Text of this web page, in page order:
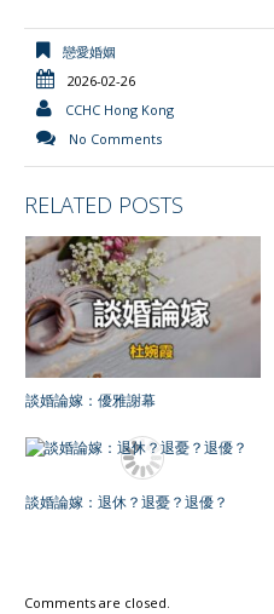
戀愛婚姻
2026-02-26
CCHC Hong Kong
No Comments
RELATED POSTS
談婚論嫁：優雅謝幕
談婚論嫁：退休？退憂？退優？
Comments are closed.